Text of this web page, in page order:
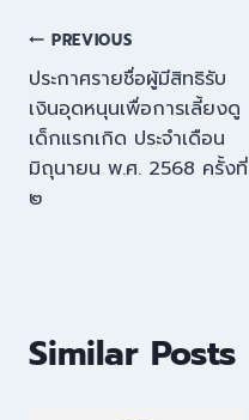
PREVIOUS
ประกาศรายชื่อผู้มีสิทธิรับ
เงินอุดหนุนเพื่อการเลี้ยงดู
เด็กแรกเกิด ประจำเดือน
มิถุนายน พ.ศ. 2568 ครั้งที่
๒
Similar Posts